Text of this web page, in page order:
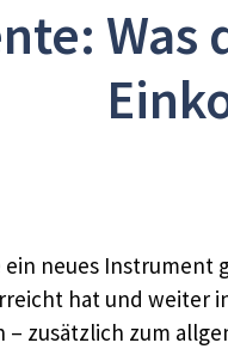
Was
ein neues
hat und weiter
zusätzlich zum